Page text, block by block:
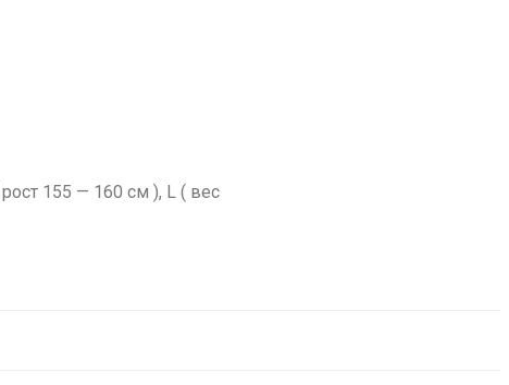
155 — 160 см ), L ( вес